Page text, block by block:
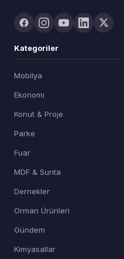
Kategoriler
Mobilya
Ekonomi
Konut & Proje
Parke
Fuar
MDF & Sunta
Dernekler
Orman Ürünleri
Gündem
Kimyasallar